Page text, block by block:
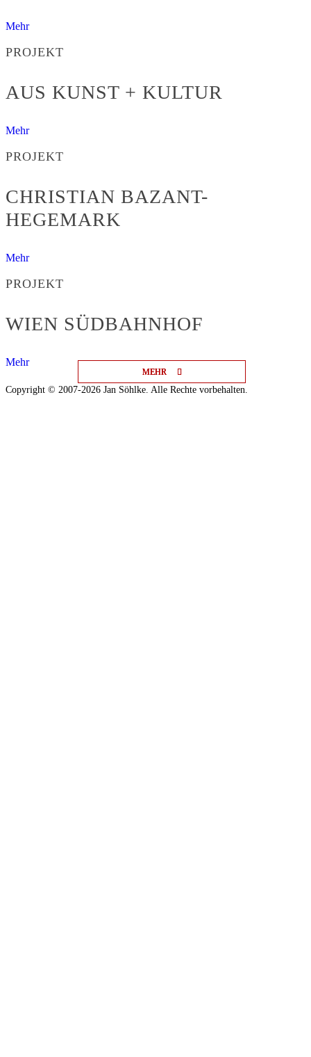
MEHR
MEHR
MEHR
Mehr
PROJEKT
AUS KUNST + KULTUR
Mehr
PROJEKT
CHRISTIAN BAZANT-
HEGEMARK
Mehr
PROJEKT
WIEN SÜDBAHNHOF
Mehr
Copyright © 2007-2026 Jan Söhlke. Alle Rechte vorbehalten.